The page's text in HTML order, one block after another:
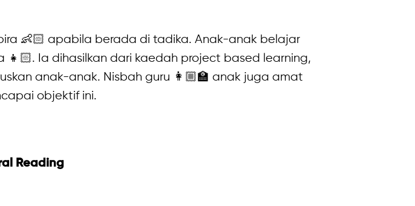
👶🏻 apabila berada di tadika. Anak-anak belajar
Ia dihasilkan dari kaedah project based learning,
anak-anak. Nisbah guru 👩🏼‍🏫 anak juga amat
objektif ini.
Reading